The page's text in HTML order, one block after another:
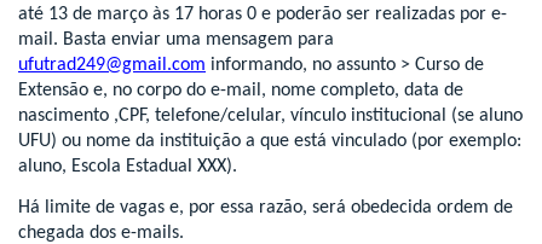
até 13 de março às 17 horas 0 e poderão ser realizadas por e-
mail. Basta enviar uma mensagem para
ufutrad249@gmail.com informando, no assunto > Curso de
Extensão e, no corpo do e-mail, nome completo, data de
nascimento ,CPF, telefone/celular, vínculo institucional (se aluno
UFU) ou nome da instituição a que está vinculado (por exemplo:
aluno, Escola Estadual XXX).
Há limite de vagas e, por essa razão, será obedecida ordem de
chegada dos e-mails.